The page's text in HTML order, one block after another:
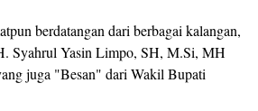
berdatangan dari berbagai kalangan,
Syahrul Yasin Limpo, SH, M.Si, MH
juga "Besan" dari Wakil Bupati